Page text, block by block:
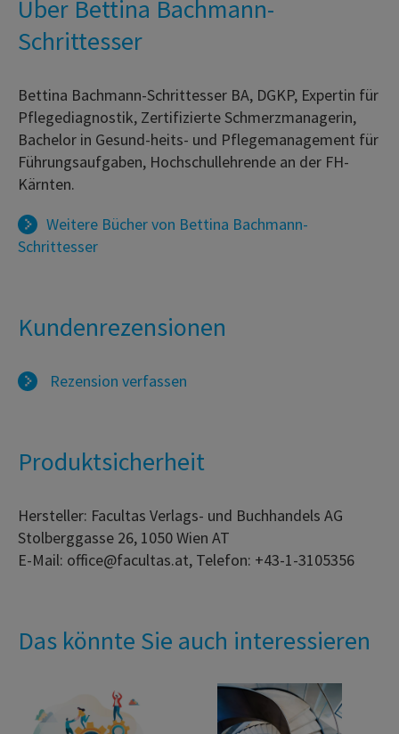
Über Bettina Bachmann-
Schrittesser
Bettina Bachmann-Schrittesser BA, DGKP, Expertin für
Pflegediagnostik, Zertifizierte Schmerzmanagerin,
Bachelor in Gesund-heits- und Pflegemanagement für
Führungsaufgaben, Hochschullehrende an der FH-
Kärnten.
Weitere Bücher von Bettina Bachmann-
Schrittesser
Kundenrezensionen
Rezension verfassen
Produktsicherheit
Hersteller: Facultas Verlags- und Buchhandels AG
Stolberggasse 26, 1050 Wien AT
E-Mail: office@facultas.at, Telefon: +43-1-3105356
Das könnte Sie auch interessieren